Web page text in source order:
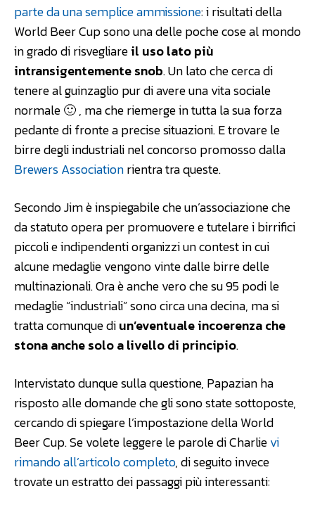
parte da una semplice ammissione: i risultati della
World Beer Cup sono una delle poche cose al mondo
in grado di risvegliareil uso lato più
intransigentemente snob. Un lato che cerca di
tenere al guinzaglio pur di avere una vita sociale
normale 🙂 , ma che riemerge in tutta la sua forza
pedante di fronte a precise situazioni. E trovare le
birre degli industriali nel concorso promosso dalla
Brewers Associationrientra tra queste.
Secondo Jim è inspiegabile che un’associazione che
da statuto opera per promuovere e tutelare i birrifici
piccoli e indipendenti organizzi un contest in cui
alcune medaglie vengono vinte dalle birre delle
multinazionali. Ora è anche vero che su 95 podi le
medaglie “industriali” sono circa una decina, ma si
tratta comunque diun’eventuale incoerenza che
stona anche solo a livello di principio.
Intervistato dunque sulla questione, Papazian ha
risposto alle domande che gli sono state sottoposte,
cercando di spiegare l’impostazione della World
Beer Cup. Se volete leggere le parole di Charlievi
rimando all’articolo completo, di seguito invece
trovate un estratto dei passaggi più interessanti: